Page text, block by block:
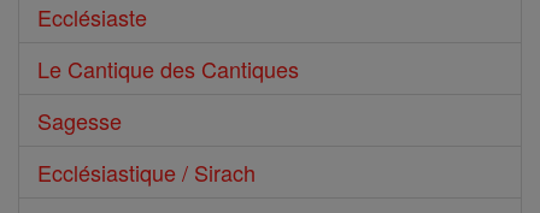
Ecclésiaste
Le Cantique des Cantiques
Sagesse
Ecclésiastique / Sirach